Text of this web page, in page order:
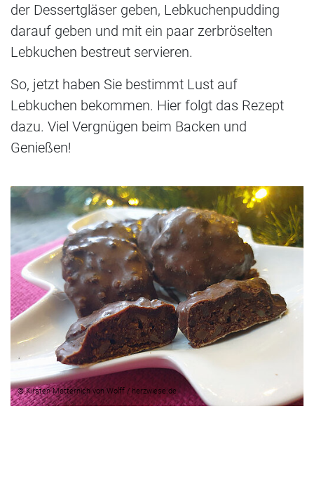
der Dessertgläser geben, Lebkuchenpudding
darauf geben und mit ein paar zerbröselten
Lebkuchen bestreut servieren.
So, jetzt haben Sie bestimmt Lust auf
Lebkuchen bekommen. Hier folgt das Rezept
dazu. Viel Vergnügen beim Backen und
Genießen!
© Kirsten Metternich von Wolff / herzwiese.de
MINI-
LEBKUCHEN
MIT
MARZIPAN
Schwierigkeitsgrad:
leicht
bismittel
Zubereitungszeit:
30